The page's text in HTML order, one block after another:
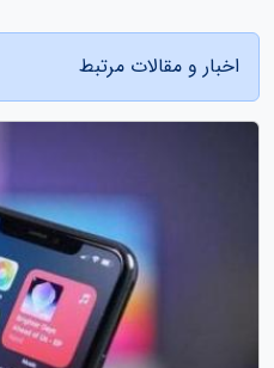
اخبار و مقالات مرتبط